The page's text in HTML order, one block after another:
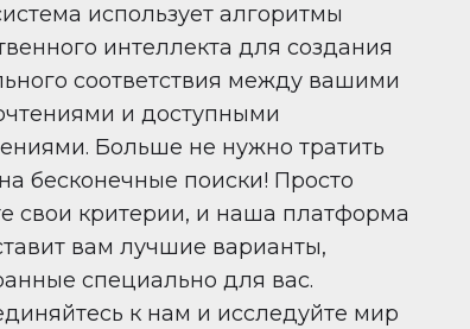
использует алгоритмы
интеллекта для создания
соответствия между вашими
и доступными
Больше не нужно тратить
бесконечные поиски! Просто
свои критерии, и наша платформа
вам лучшие варианты,
специально для вас.
к нам и исследуйте мир